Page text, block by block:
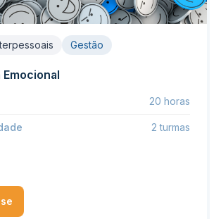
Gestão
20 horas
2 turmas